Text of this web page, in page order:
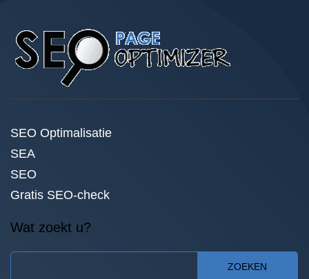
SEO Optimalisatie
SEA
SEO
Gratis SEO-check
Wat zoekt u?
ZOEKEN